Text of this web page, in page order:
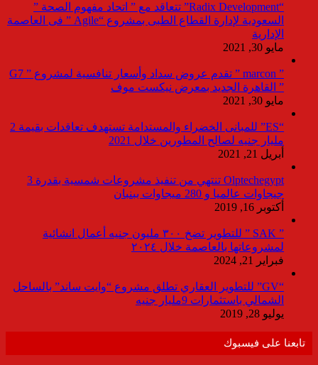
“Radix Development” تتعاقد مع ” اتحاد مفهوم الصحة ”
السعودية لإدارة القطاع الطبى بمشروع “Agile ” فى العاصمة
الإدارية
مايو 30, 2021
” marcon ” تقدم عروض سداد وأسعار تنافسية لمشروع ” G7
” القاهرة الجديد بمعرض نيكست موف
مايو 30, 2021
“ES” للمبانى الخضراء والمستدامة تستهدف تعاقدات بقيمة 2
مليار جنيه لصالح المطورين خلال 2021
أبريل 21, 2021
Olptechegypt تنتهي من تنفيذ مشروعات شمسية بقدرة 3
جيجاوات عالميا و 280 ميجاوات ببنبان
أكتوبر 16, 2019
” SAK ” للتطوير تضخ ٣٠٠ مليون جنيه أعمال انشائية
لمشروعاتها بالعاصمة خلال ٢٠٢٤
فبراير 21, 2024
“GV” للتطوير العقاري تطلق مشروع “وايت ساند” بالساحل
الشمالي باستثمارات 9مليار جنيه
يوليو 28, 2019
تابعنا على فيسبوك